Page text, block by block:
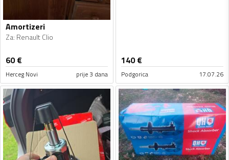
Amortizeri
Za: Renault Clio
60€
Herceg Novi prije 3 dana
140€
Podgorica 17.07.26